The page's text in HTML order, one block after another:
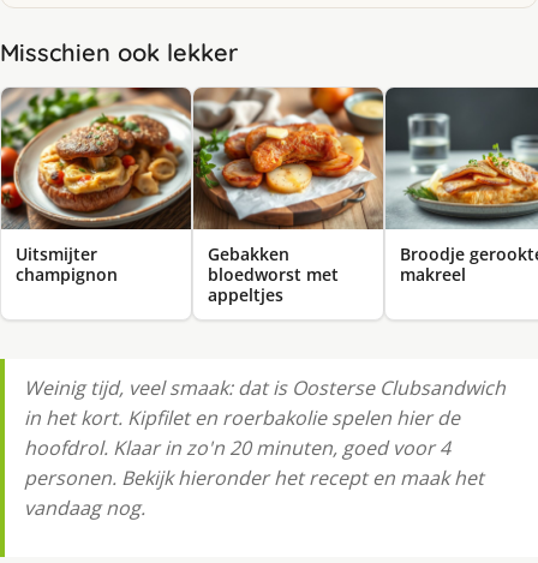
Misschien ook lekker
Uitsmijter
champignon
Gebakken
bloedworst met
appeltjes
Broodje
makreel
Weinig tijd, veel smaak: dat is Oosterse Clubsandwich
in het kort. Kipfilet en roerbakolie spelen hier de
hoofdrol. Klaar in zo'n 20 minuten, goed voor 4
personen. Bekijk hieronder het recept en maak het
vandaag nog.